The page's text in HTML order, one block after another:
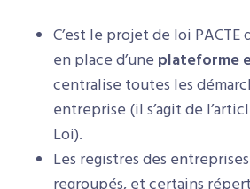
C’est le projet de loi PACTE
en place d’une plateforme
centralise toutes les
entreprise (il s’agit de
Loi).
Les registres des